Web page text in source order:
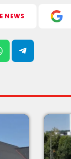
NEWS